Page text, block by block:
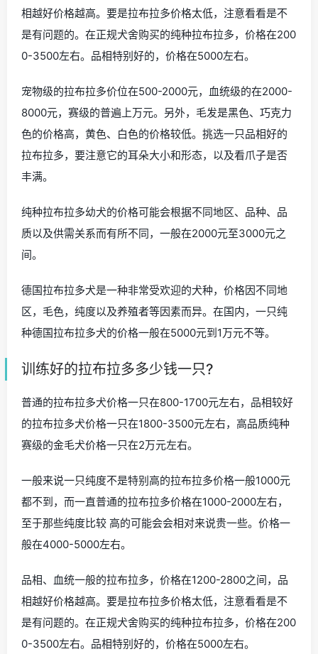
相越好价格越高。要是拉布拉多价格太低，注意看看是不
是有问题的。在正规犬舍购买的纯种拉布拉多，价格在200
0-3500左右。品相特别好的，价格在5000左右。
宠物级的拉布拉多价位在500-2000元，血统级的在2000-
8000元，赛级的普遍上万元。另外，毛发是黑色、巧克力
色的价格高，黄色、白色的价格较低。挑选一只品相好的
拉布拉多，要注意它的耳朵大小和形态，以及看爪子是否
丰满。
纯种拉布拉多幼犬的价格可能会根据不同地区、品种、品
质以及供需关系而有所不同，一般在2000元至3000元之
间。
德国拉布拉多犬是一种非常受欢迎的犬种，价格因不同地
区，毛色，纯度以及养殖者等因素而异。在国内，一只纯
种德国拉布拉多犬的价格一般在5000元到1万元不等。
训练好的拉布拉多多少钱一只?
普通的拉布拉多犬价格一只在800-1700元左右，品相较好
的拉布拉多犬价格一只在1800-3500元左右，高品质纯种
赛级的金毛犬价格一只在2万元左右。
一般来说一只纯度不是特别高的拉布拉多价格一般1000元
都不到，而一直普通的拉布拉多价格在1000-2000左右，
至于那些纯度比较 高的可能会会相对来说贵一些。价格一
般在4000-5000左右。
品相、血统一般的拉布拉多，价格在1200-2800之间，品
相越好价格越高。要是拉布拉多价格太低，注意看看是不
是有问题的。在正规犬舍购买的纯种拉布拉多，价格在200
0-3500左右。品相特别好的，价格在5000左右。